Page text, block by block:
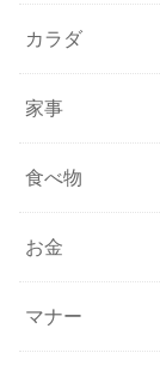
カラダ
家事
食べ物
お金
マナー